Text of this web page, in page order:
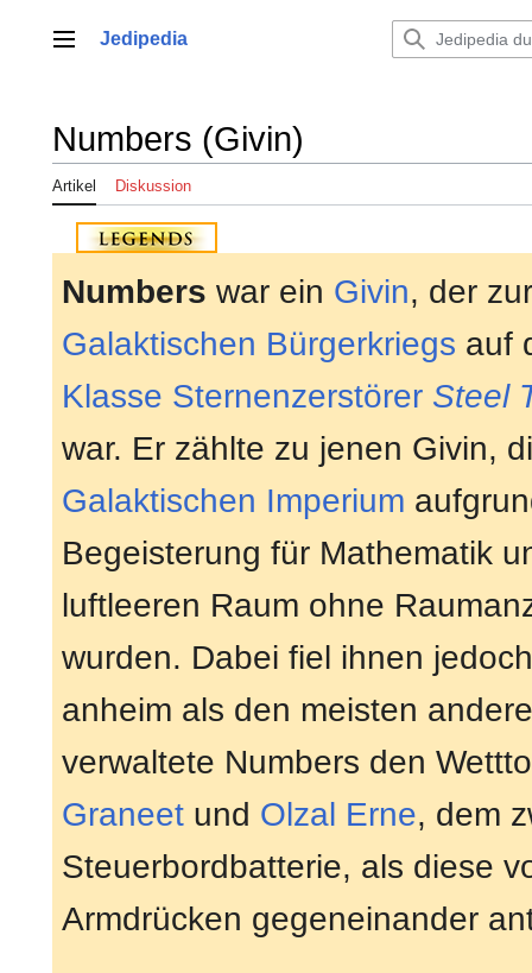
springenHauptmenü
Jedipedia
Numbers (Givin)
Artikel Diskussion
Numbers war ein Givin, der
Galaktischen Bürgerkriegs auf
Klasse Sternenzerstörer Steel
war. Er zählte zu jenen Givin,
Galaktischen Imperium
Begeisterung für Mathematik
luftleeren Raum ohne
wurden. Dabei fiel ihnen
anheim als den meisten
verwaltete Numbers den
Graneet und Olzal Erne, dem
Steuerbordbatterie, als diese
Armdrücken gegeneinander